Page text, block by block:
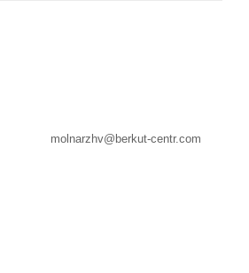
molnarzhv@berkut-centr.com